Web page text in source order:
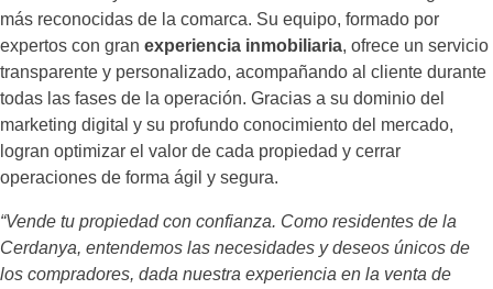
más reconocidas de la comarca. Su equipo, formado por
expertos con gran experiencia inmobiliaria, ofrece un servicio
transparente y personalizado, acompañando al cliente durante
todas las fases de la operación. Gracias a su dominio del
marketing digital y su profundo conocimiento del mercado,
logran optimizar el valor de cada propiedad y cerrar
operaciones de forma ágil y segura.
“Vende tu propiedad con confianza. Como residentes de la
Cerdanya, entendemos las necesidades y deseos únicos de
los compradores, dada nuestra experiencia en la venta de